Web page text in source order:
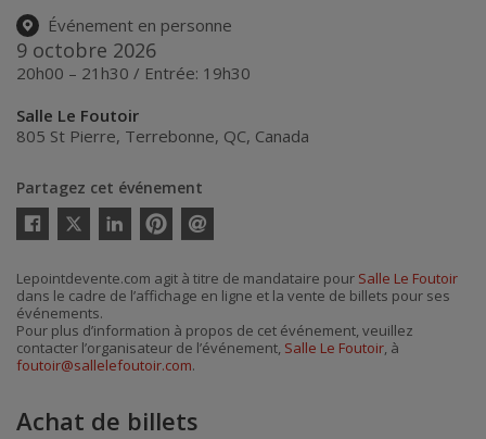
Événement en personne
9 octobre 2026
20h00 – 21h30 / Entrée: 19h30
Salle Le Foutoir
805 St Pierre, Terrebonne, QC, Canada
Partagez cet événement
Twitter
courriel
Lepointdevente.com agit à titre de mandataire pour Salle Le Foutoir
dans le cadre de l’affichage en ligne et la vente de billets pour ses
événements.
Pour plus d’information à propos de cet événement, veuillez
contacter l’organisateur de l’événement, Salle Le Foutoir, à
foutoir@sallelefoutoir.com.
Achat de billets